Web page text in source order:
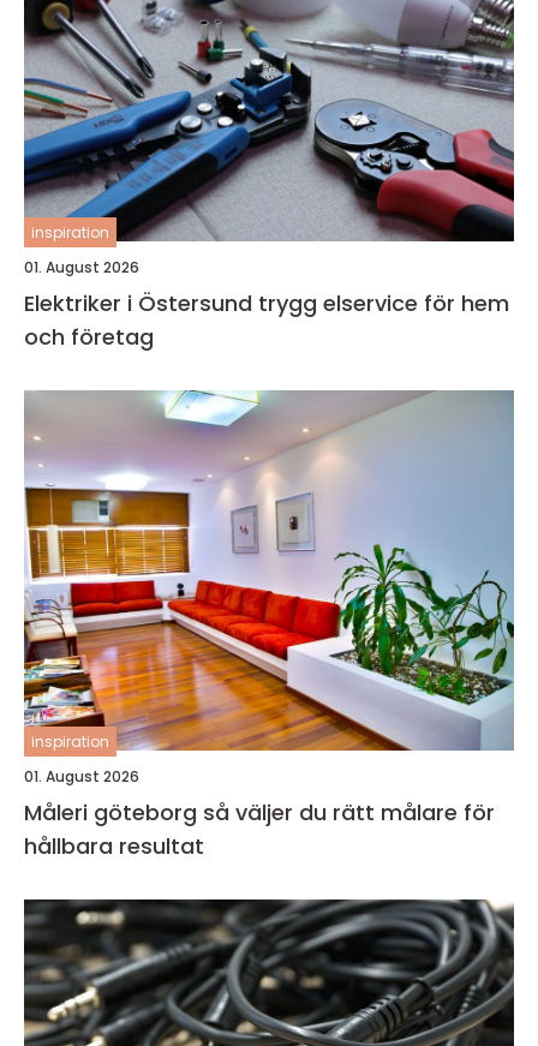
inspiration
01. August 2026
Elektriker i Östersund trygg elservice för hem
och företag
inspiration
01. August 2026
Måleri göteborg så väljer du rätt målare för
hållbara resultat